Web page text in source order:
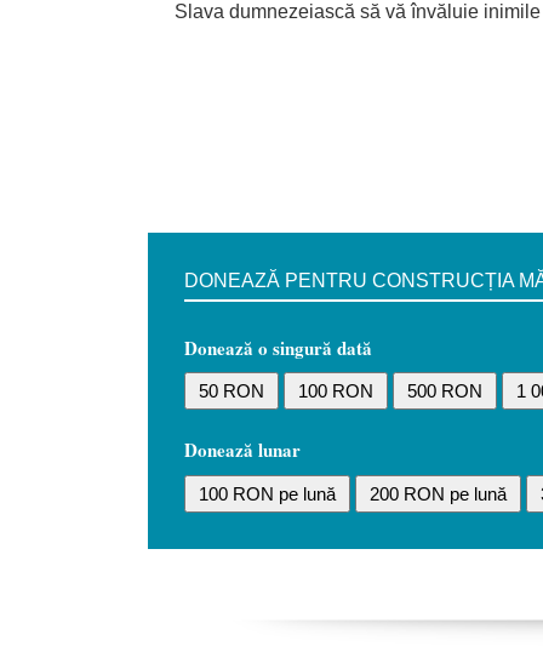
Slava dumnezeiască să vă învăluie
DONEAZĂ PENTRU CONSTRUCȚIA
Donează o singură dată
50 RON 100 RON 500 RON 1
Donează lunar
100 RON pe lună 200 RON pe lună